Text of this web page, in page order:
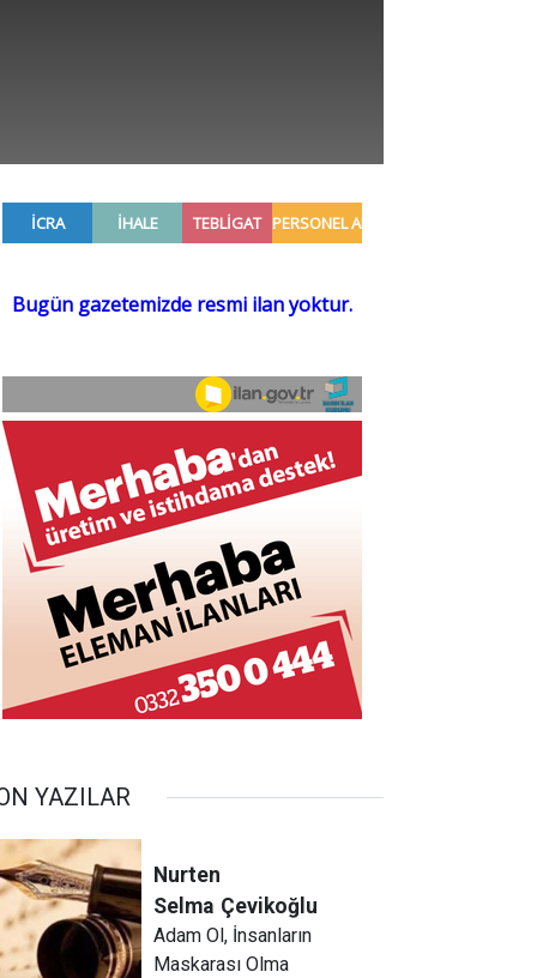
YAZILAR
Nurten
Selma Çevikoğlu
Adam Ol, İnsanların
Maskarası Olma